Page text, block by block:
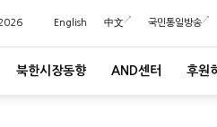
English 中文 국민통일방송
북한시장동향 AND센터 후원